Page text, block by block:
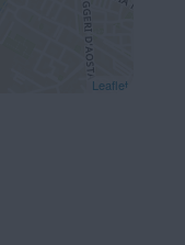
Leaflet